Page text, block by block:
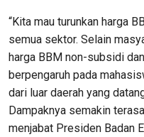
“Kita mau turunkan harga
semua sektor. Selain
harga BBM non-subsidi
berpengaruh pada
dari luar daerah yang
Dampaknya semakin
menjabat Presiden Badan